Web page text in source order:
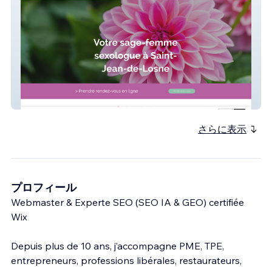
Silwa Mallouh
さらに表示
プロフィール
Webmaster & Experte SEO (SEO IA & GEO) certifiée
Wix
Depuis plus de 10 ans, j’accompagne PME, TPE,
entrepreneurs, professions libérales, restaurateurs,